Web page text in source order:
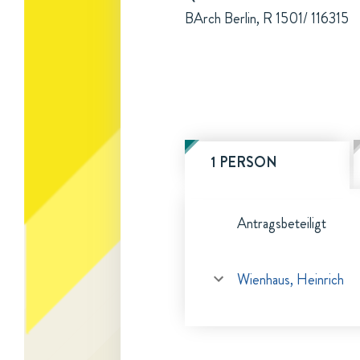
BArch Berlin, R 1501/ 116315
1 PERSON
Antragsbeteiligt
Wienhaus, Heinrich